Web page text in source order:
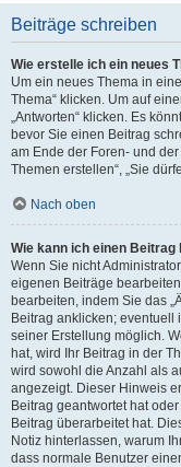
Beiträge schreiben
Wie erstelle ich ein neues
Um ein neues Thema in
Thema“ klicken. Um auf
„Antworten“ klicken. Es
bevor Sie einen Beitrag
am Ende der Foren- und
Themen erstellen“, „Sie
Nach oben
Wie kann ich einen
Wenn Sie nicht
eigenen Beiträge
bearbeiten, indem Sie das
Beitrag anklicken; eventuell
seiner Erstellung möglich.
hat, wird Ihr Beitrag in der
wird sowohl die Anzahl als
angezeigt. Dieser Hinweis
Beitrag geantwortet hat
Beitrag überarbeitet hat.
Notiz hinterlassen, warum
dass normale Benutzer